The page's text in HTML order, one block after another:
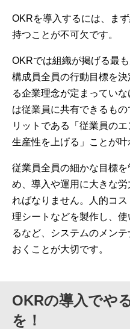
OKRを導入するには、ま
持つことが不可欠です。
OKRでは組織が掲げる最
構成員全員の行動目標を
る企業理念が定まってい
は従業員に共有できるも
リットである「従業員の
生産性を上げる」ことが叶
従業員全員の細かな目標
め、導入や運用に大きな
ればなりません。人的コ
理シートなどを製作し、
るなど、システムのメン
おくことが大切です。
OKRの導入でや
を！